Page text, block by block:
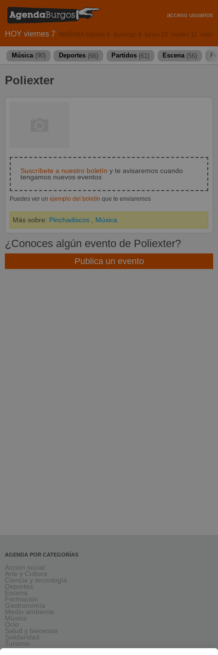
acceso usuarios
HOY viernes 7 MAÑANA sábado 8 domingo 9 lunes 10 martes 11
Música (90) Deportes (66) Partidos (61) Escena (56)
Poliexter
Suscríbete a nuestro boletín y te avisaremos cuando
tengamos nuevos eventos
Puedes ver un ejemplo del boletín que te enviaremos
Más sobre: Pinchadiscos Música
¿Conoces algún evento de Poliexter?
Publica un evento
AGENDA POR CATEGORÍAS
Acción social
Arte y Cultura
Ciencia y tecnología
Deportes
Escena
Formación
Gastronomía
Medio ambiente
Música
Ocio
Salud y bienestar
Solidaridad
Turismo